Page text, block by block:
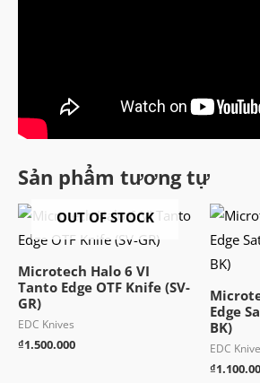
Sản phẩm tương tự
OUT OF STOCK
Microtech Halo 6 VI
Tanto Edge OTF Knife (SV-
GR)
EDC Knives
₫1.500.000
Edge
BK)
EDC
₫